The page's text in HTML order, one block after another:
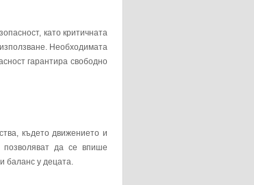
като критичната
Необходимата
гарантира свободно
където движението и
позволяват да се впише
баланс у децата.